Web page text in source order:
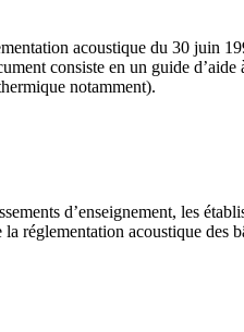
acoustique du 30 juin
consiste en un guide
notamment).
d’enseignement, les
réglementation acoustique des